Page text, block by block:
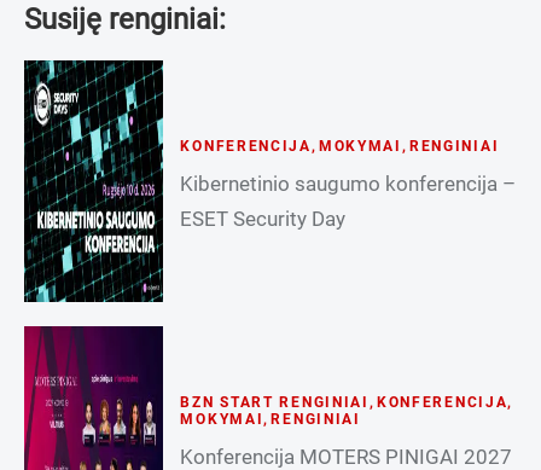
Susiję renginiai:
KONFERENCIJA , MOKYMAI , RENGINIAI
Kibernetinio saugumo konferencija –
ESET Security Day
BZN START RENGINIAI , KONFERENCIJA,
MOKYMAI ,RENGINIAI
Konferencija MOTERS PINIGAI 2027